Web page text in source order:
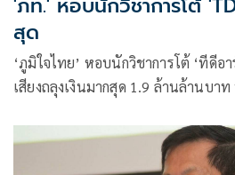
'ภท.' หอบนักวิชาการโต้
สุด
‘ภูมิใจไทย’ หอบนักวิชาการโต้ ‘ทีดีอ
เสียงถลุงเงินมากสุด 1.9 ล้านล้านบ